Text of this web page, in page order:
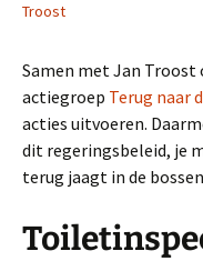
Troost
Samen met Jan Troost
actiegroep Terug naar
acties uitvoeren.
dit regeringsbeleid, je
terug jaagt in de